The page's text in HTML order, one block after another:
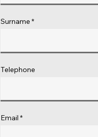
Surname
Telephone
Email